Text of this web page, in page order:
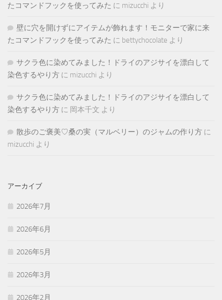
たコマンドフックを使ってみた に mizucchi より
壁に穴を開けずにアイテムが飾れます！モニターで家に来
たコマンドフックを使ってみた に bettychocolate より
サクラ色に染めてみました！ドライのアジサイを漂白して
染色するやり方 に mizucchi より
サクラ色に染めてみました！ドライのアジサイを漂白して
染色するやり方 に 岡本千文 より
散歩のご褒美♡桑の実（マルベリー）のジャムの作り方 に
mizucchi より
アーカイブ
2026年7月
2026年6月
2026年5月
2026年3月
2026年2月